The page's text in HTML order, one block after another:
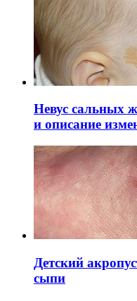
Невус сальных
и описание
Детский
сыпи